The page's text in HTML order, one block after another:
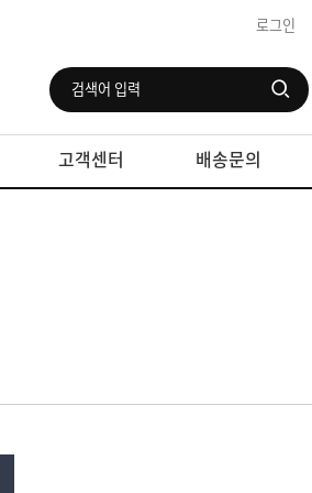
로그인
고객센터 배송문의